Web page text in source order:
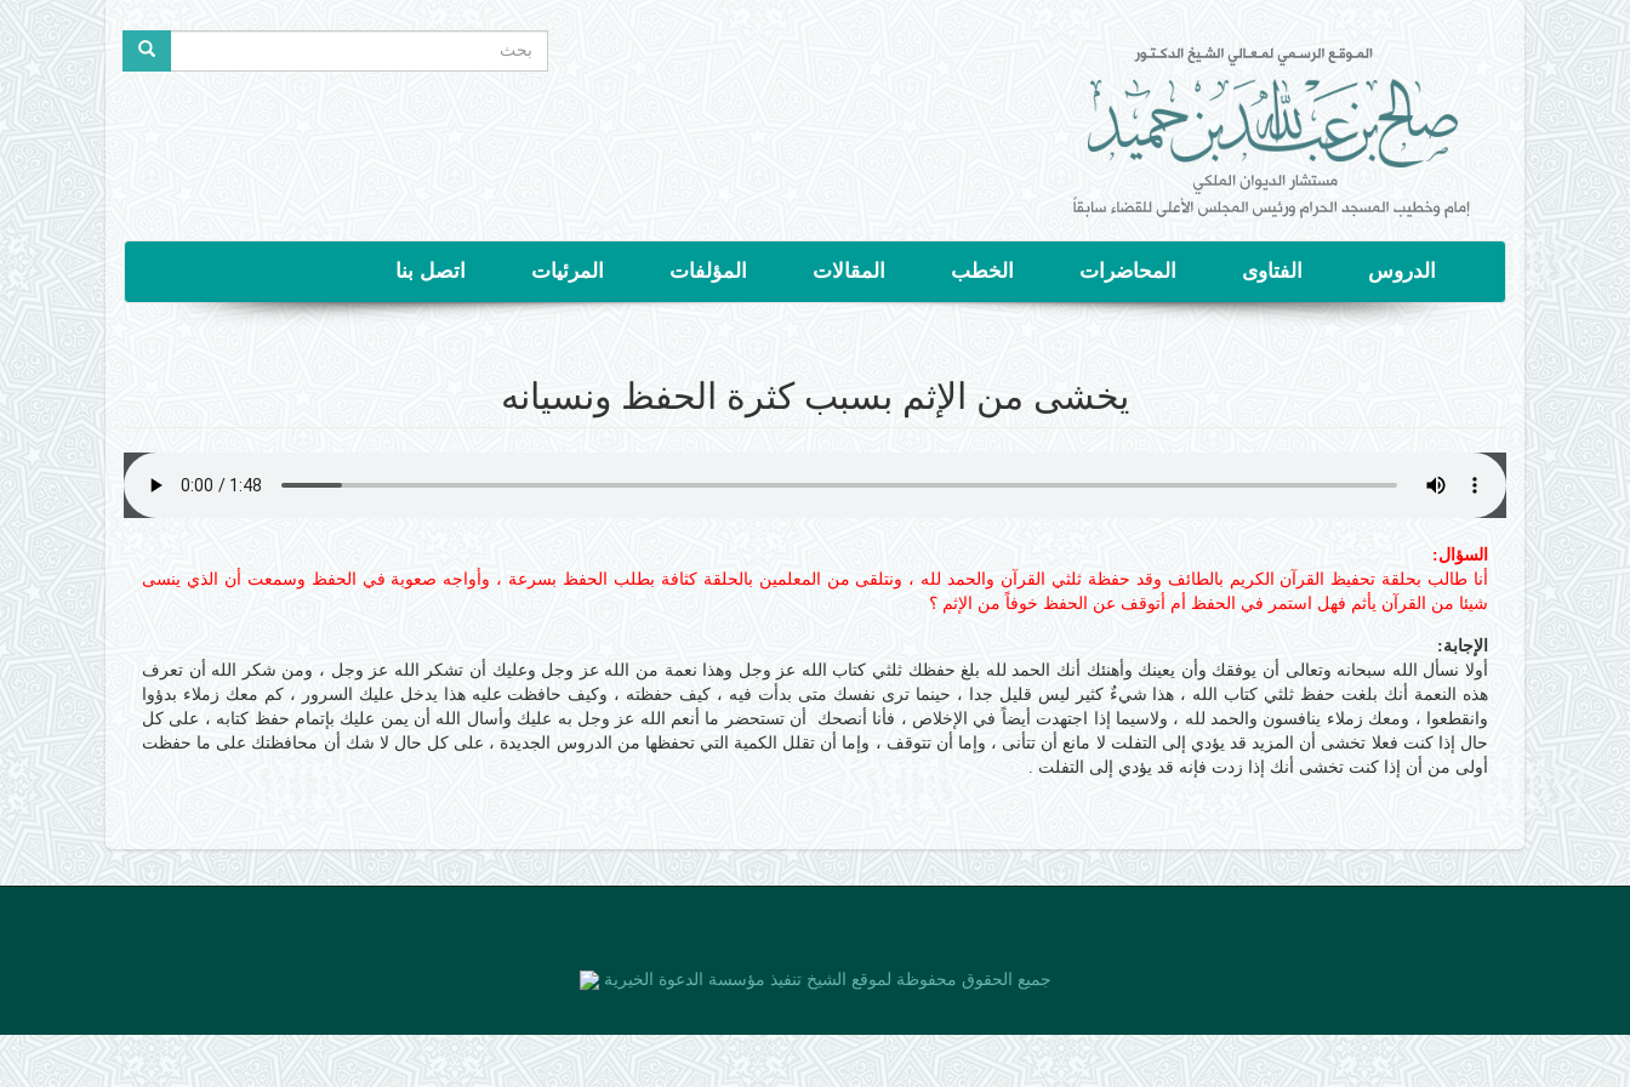
استمارة
البحث
الدروس الفتاوى المحاضرات الخطب المقالات المؤلفات المرئيات اتصل بنا
يخشى من الإثم بسبب كثرة الحفظ ونسيانه
السؤال:
أنا طالب بحلقة تحفيظ القرآن الكريم بالطائف وقد حفظة ثلثي القرآن والحمد لله ، ونتلقى من المعلمين بالحلقة كثافة بطلب الحفظ بسرعة ، وأواجه صعوبة في الحفظ وسمعت أن الذي ينسى
شيئا من القرآن يأثم فهل استمر في الحفظ أم أتوقف عن الحفظ خوفاً من الإثم ؟
الإجابة:
أولا نسأل الله سبحانه وتعالى أن يوفقك وأن يعينك وأهنئك أنك الحمد لله بلغ حفظك ثلثي كتاب الله عز وجل وهذا نعمة من الله عز وجل وعليك أن تشكر الله عز وجل ، ومن شكر الله أن تعرف
هذه النعمة أنك بلغت حفظ ثلثي كتاب الله ، هذا شيءٌ كثير ليس قليل جدا ، حينما ترى نفسك متى بدأت فيه ، كيف حفظته ، وكيف حافظت عليه هذا يدخل عليك السرور ، كم معك زملاء بدؤوا
وانقطعوا ، ومعك زملاء ينافسون والحمد لله ، ولاسيما إذا اجتهدت أيضاً في الإخلاص ، فأنا أنصحك أن تستحضر ما أنعم الله عز وجل به عليك وأسال الله أن يمن عليك بإتمام حفظ كتابه ، على كل
حال إذا كنت فعلا تخشى أن المزيد قد يؤدي إلى التفلت لا مانع أن تتأنى ، وإما أن تتوقف ، وإما أن تقلل الكمية التي تحفظها من الدروس الجديدة ، على كل حال لا شك أن محافظتك على ما حفظت
أولى من أن إذا كنت تخشى أنك إذا زدت فإنه قد يؤدي إلى التفلت .
جميع الحقوق محفوظة لموقع الشيختنفيذ مؤسسة الدعوة الخيرية